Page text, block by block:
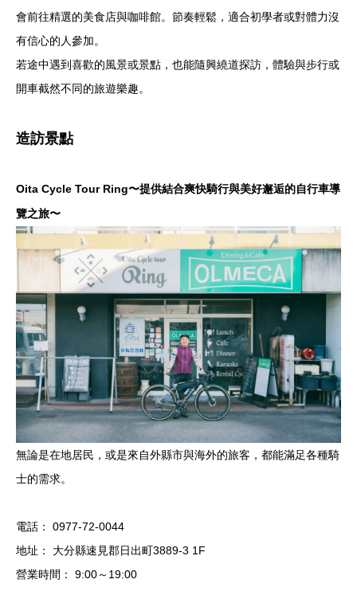
會前往精選的美食店與咖啡館。節奏輕鬆，適合初學者或對體力沒
有信心的人參加。
若途中遇到喜歡的風景或景點，也能隨興繞道探訪，體驗與步行或
開車截然不同的旅遊樂趣。
造訪景點
Oita Cycle Tour Ring〜提供結合爽快騎行與美好邂逅的自行車導
覽之旅〜
無論是在地居民，或是來自外縣市與海外的旅客，都能滿足各種騎
士的需求。
電話： 0977-72-0044
地址： 大分縣速見郡日出町3889-3 1F
營業時間： 9:00～19:00